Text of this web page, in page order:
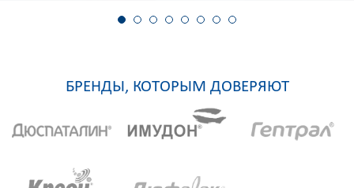
1 2 3 4 5 6 7 8
БРЕНДЫ, КОТОРЫМ ДОВЕРЯЮТ